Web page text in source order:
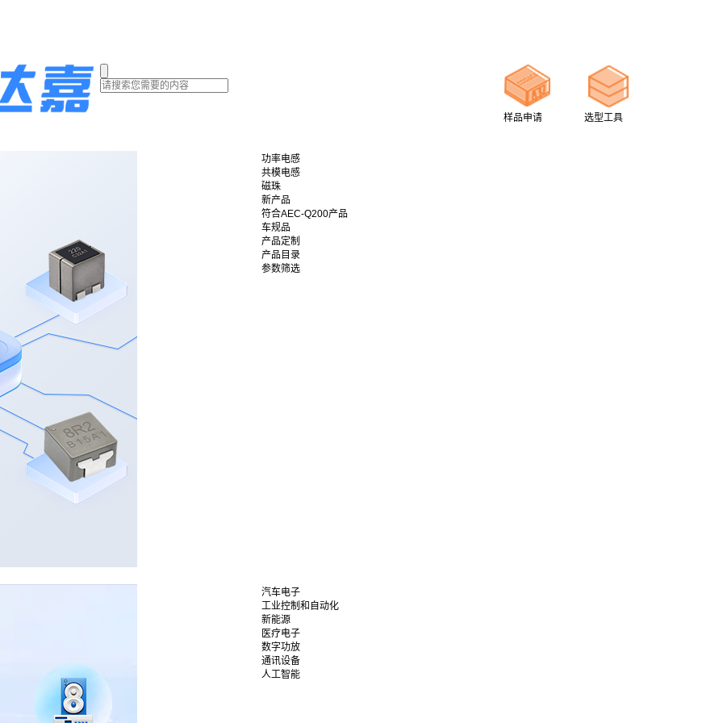
样品申请 选型工具
功率电感
共模电感
磁珠
新产品
符合AEC-Q200产品
车规品
产品定制
产品目录
参数筛选
汽车电子
工业控制和自动化
新能源
医疗电子
数字功放
通讯设备
人工智能